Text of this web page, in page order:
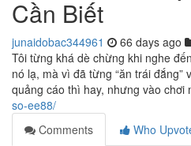
Cần Biết
junaidobac344961 66 days ago
Tôi từng khá dè chừng khi nghe
nó lạ, mà vì đã từng “ăn trái đắng”
quảng cáo thì hay, nhưng vào chơi
so-ee88/
Comments
Who